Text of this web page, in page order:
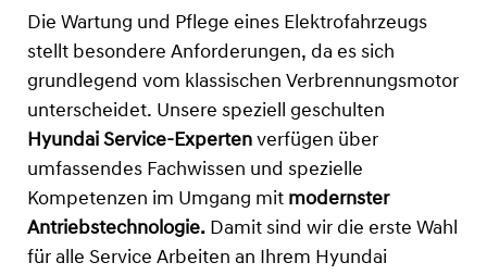
Die Wartung und Pflege eines Elektrofahrzeugs
stellt besondere Anforderungen, da es sich
grundlegend vom klassischen Verbrennungsmotor
unterscheidet. Unsere speziell geschulten
Hyundai Service-Experten verfügen über
umfassendes Fachwissen und spezielle
Kompetenzen im Umgang mit modernster
Antriebstechnologie. Damit sind wir die erste Wahl
für alle Service Arbeiten an Ihrem Hyundai